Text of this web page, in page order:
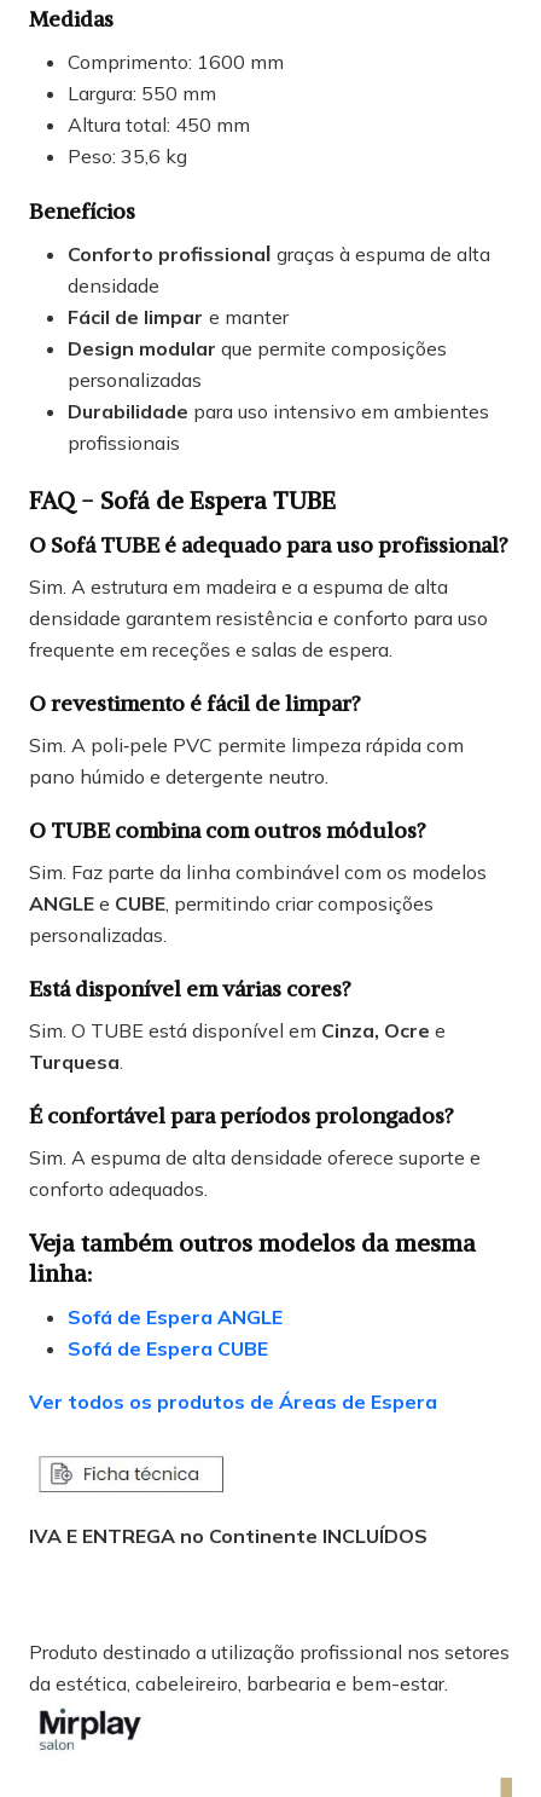
Medidas
Comprimento: 1600 mm
Largura: 550 mm
Altura total: 450 mm
Peso: 35,6 kg
Benefícios
Conforto profissional graças à espuma de alta
densidade
Fácil de limpar e manter
Design modular que permite composições
personalizadas
Durabilidade para uso intensivo em ambientes
profissionais
FAQ - Sofá de Espera TUBE
O Sofá TUBE é adequado para uso profissional?
Sim. A estrutura em madeira e a espuma de alta
densidade garantem resistência e conforto para uso
frequente em receções e salas de espera.
O revestimento é fácil de limpar?
Sim. A poli‑pele PVC permite limpeza rápida com
pano húmido e detergente neutro.
O TUBE combina com outros módulos?
Sim. Faz parte da linha combinável com os modelos
ANGLE e CUBE, permitindo criar composições
personalizadas.
Está disponível em várias cores?
Sim. O TUBE está disponível em Cinza, Ocre e
Turquesa.
É confortável para períodos prolongados?
Sim. A espuma de alta densidade oferece suporte e
conforto adequados.
Veja também outros modelos da mesma
linha:
Sofá de Espera ANGLE
Sofá de Espera CUBE
Ver todos os produtos de Áreas de Espera
IVA E ENTREGA no Continente INCLUÍDOS
Produto destinado a utilização profissional nos setores
da estética, cabeleireiro, barbearia e bem-estar.